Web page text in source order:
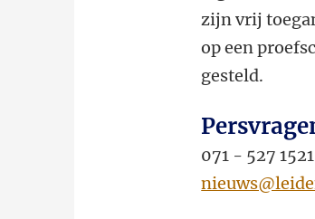
zijn vrij
op een
gesteld.
071 - 527 1521